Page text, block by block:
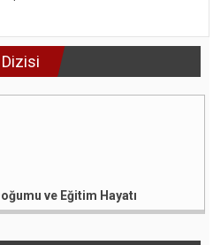
ve Eğitim Hayatı